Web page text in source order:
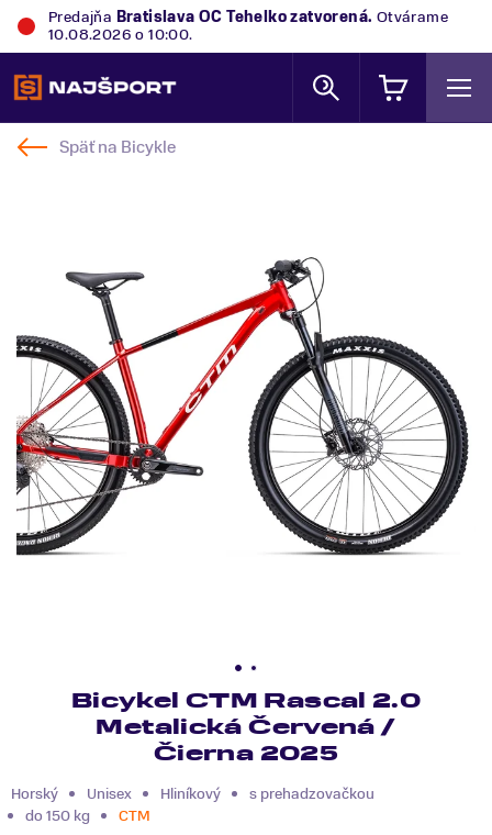
Predajňa Bratislava OC Tehelkozatvorená. Otvárame
10.08.2026 o 10:00.
Späť na Bicykle
Bicykel CTM Rascal 2.0
Metalická Červená /
Čierna 2025
Horský Unisex Hliníkový
s prehadzovačkou
do 150 kg
CTM